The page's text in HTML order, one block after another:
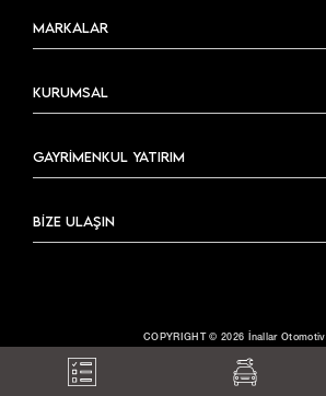
MARKALAR
KURUMSAL
GAYRİMENKUL YATIRIM
BİZE ULAŞIN
COPYRIGHT © 2026 İnallar